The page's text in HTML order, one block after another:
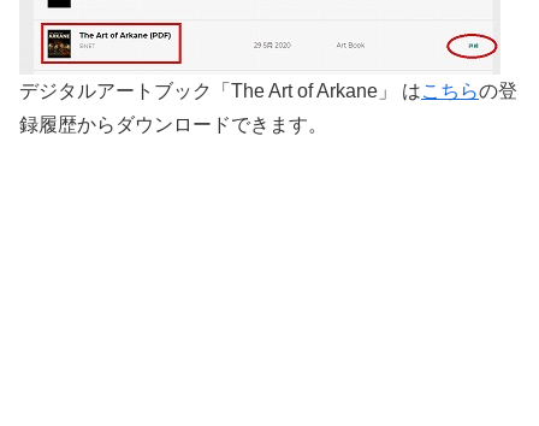
デジタルアートブック「The Art of Arkane」 はこちらの登
録履歴からダウンロードできます。